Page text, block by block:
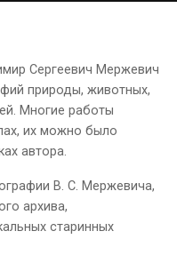
Сергеевич Мержевич
природы, животных,
Многие работы
их можно было
автора.
В. С. Мержевича,
архива,
старинных